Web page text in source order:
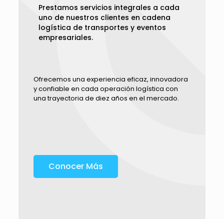
Prestamos servicios integrales a cada
uno de nuestros clientes en cadena
logística de transportes y eventos
empresariales.
Ofrecemos una experiencia eficaz, innovadora
y confiable en cada operación logística con
una trayectoria de diez años en el mercado.
Conocer Más